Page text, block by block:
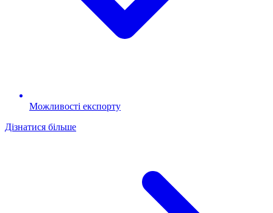
Можливості експорту
Дізнатися більше